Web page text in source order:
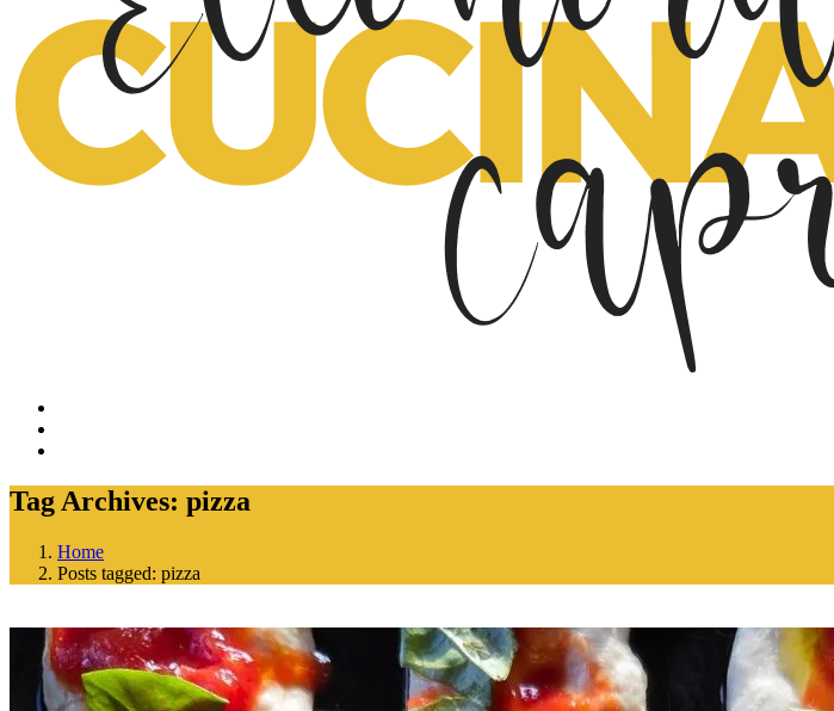
Tag Archives: pizza
Home
Posts tagged: pizza